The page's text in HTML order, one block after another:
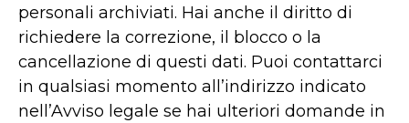
personali archiviati. Hai anche il diritto di
richiedere la correzione, il blocco o la
cancellazione di questi dati. Puoi contattarci
in qualsiasi momento all’indirizzo indicato
nell’Avviso legale se hai ulteriori domande in